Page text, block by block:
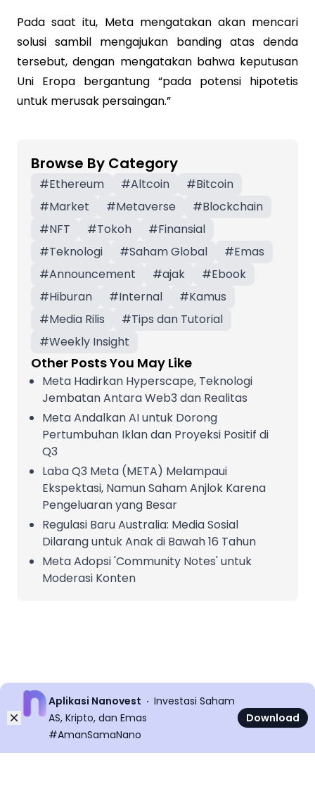
Pada saat itu, Meta mengatakan akan mencari
solusi sambil mengajukan banding atas denda
tersebut, dengan mengatakan bahwa keputusan
Uni Eropa bergantung “pada potensi hipotetis
untuk merusak persaingan.”
Browse By Category
#Ethereum #Altcoin #Bitcoin
#Market #Metaverse #Blockchain
#NFT #Tokoh #Finansial
#Teknologi #Saham Global #Emas
#Announcement #ajak #Ebook
#Hiburan #Internal #Kamus
#Media Rilis #Tips dan Tutorial
#Weekly Insight
Other Posts You May Like
Meta Hadirkan Hyperscape, Teknologi
Jembatan Antara Web3 dan Realitas
Meta Andalkan AI untuk Dorong
Pertumbuhan Iklan dan Proyeksi Positif di
Q3
Laba Q3 Meta (META) Melampaui
Ekspektasi, Namun Saham Anjlok Karena
Pengeluaran yang Besar
Regulasi Baru Australia: Media Sosial
Dilarang untuk Anak di Bawah 16 Tahun
Meta Adopsi 'Community Notes' untuk
Moderasi Konten
Dismiss
Aplikasi Nanovest
Investasi Saham
AS, Kripto, dan Emas
#AmanSamaNano
Download